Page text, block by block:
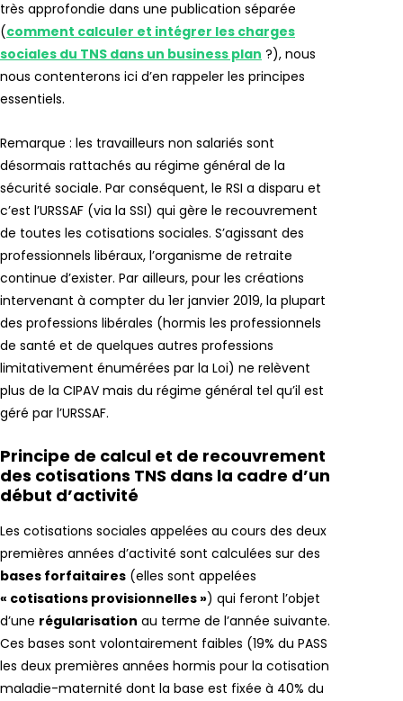
très approfondie dans une publication séparée
(comment calculer et intégrer les charges
sociales du TNS dans un business plan ?), nous
nous contenterons ici d’en rappeler les principes
essentiels.
Remarque : les travailleurs non salariés sont
désormais rattachés au régime général de la
sécurité sociale. Par conséquent, le RSI a disparu et
c’est l’URSSAF (via la SSI) qui gère le recouvrement
de toutes les cotisations sociales. S’agissant des
professionnels libéraux, l’organisme de retraite
continue d’exister. Par ailleurs, pour les créations
intervenant à compter du 1er janvier 2019, la plupart
des professions libérales (hormis les professionnels
de santé et de quelques autres professions
limitativement énumérées par la Loi) ne relèvent
plus de la CIPAV mais du régime général tel qu’il est
géré par l’URSSAF.
Principe de calcul et de recouvrement
des cotisations TNS dans la cadre d’un
début d’activité
Les cotisations sociales appelées au cours des deux
premières années d’activité sont calculées sur des
bases forfaitaires (elles sont appelées
« cotisations provisionnelles ») qui feront l’objet
d’une régularisation au terme de l’année suivante.
Ces bases sont volontairement faibles (19% du PASS
les deux premières années hormis pour la cotisation
maladie-maternité dont la base est fixée à 40% du